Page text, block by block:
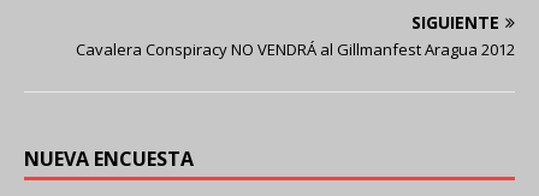
SIGUIENTE
Cavalera Conspiracy NO VENDRÁ al Gillmanfest Aragua 2012
NUEVA ENCUESTA